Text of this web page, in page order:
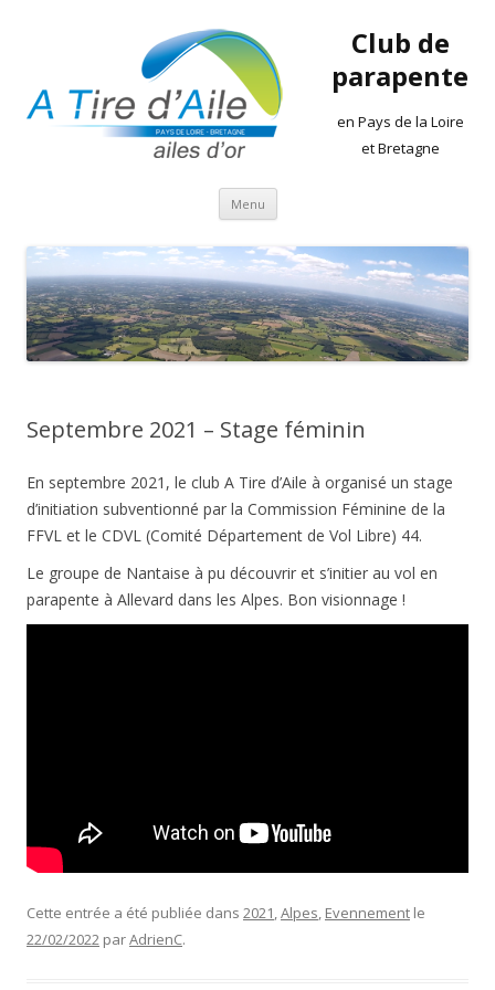
Club de
parapente
en Pays de la Loire
et Bretagne
Menu Aller
contenu
Septembre 2021 – Stage féminin
En septembre 2021, le club A Tire d’Aile à organisé un stage
d’initiation subventionné par la Commission Féminine de la
FFVL et le CDVL (Comité Département de Vol Libre) 44.
Le groupe de Nantaise à pu découvrir et s’initier au vol en
parapente à Allevard dans les Alpes. Bon visionnage !
Cette entrée a été publiée dans 2021,Alpes, Evennement le
22/02/2022 parAdrienC.